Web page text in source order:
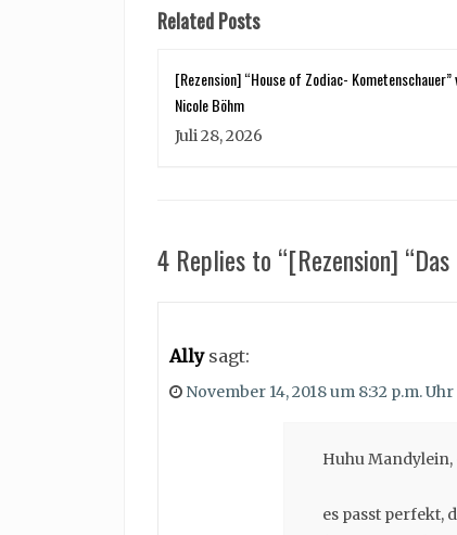
Related Posts
[Rezension] “House of Zodiac- Kometenschauer”
Nicole Böhm
Juli 28, 2026
4 Replies to “[Rezension]
Ally sagt:
November 14, 2018 um 8:32 p.m. Uhr
Huhu Mandylein,
es passt perfekt,